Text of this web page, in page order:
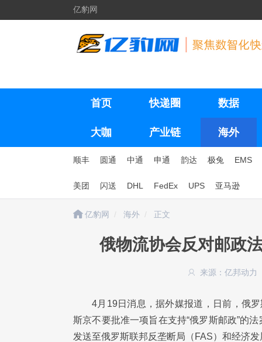
亿豹网
首页 快递圈 数据
大咖 产业链 海外
顺丰 圆通 中通 申通 韵达 极兔 EMS
美团 闪送 DHL FedEx UPS 亚马逊
亿豹网 海外 正文
俄物流协会反对邮政
来源：亿邦动力
4月19日消息，据外媒报道，日前，俄
斯京不要批准一项旨在支持“俄罗斯邮政”的
发送至俄罗斯联邦反垄断局（FAS）和经济发